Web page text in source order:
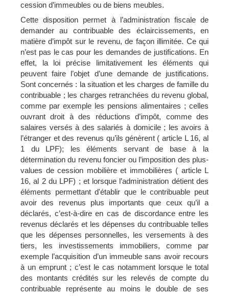
cession d’immeubles ou de biens meubles.
Cette disposition permet à l’administration fiscale de
demander au contribuable des éclaircissements, en
matière d’impôt sur le revenu, de façon illimitée. Ce qui
n’est pas le cas pour les demandes de justifications. En
effet, la loi précise limitativement les éléments qui
peuvent faire l’objet d’une demande de justifications.
Sont concernés : la situation et les charges de famille du
contribuable ; les charges retranchées du revenu global,
comme par exemple les pensions alimentaires ; celles
ouvrant droit à des réductions d’impôt, comme des
salaires versés à des salariés à domicile ; les avoirs à
l’étranger et des revenus qu’ils génèrent ( article L 16, al
1 du LPF); les éléments servant de base à la
détermination du revenu foncier ou l’imposition des plus-
values de cession mobilière et immobilières ( article L
16, al 2 du LPF) ; et lorsque l’administration détient des
éléments permettant d'établir que le contribuable peut
avoir des revenus plus importants que ceux qu’il a
déclarés, c’est-à-dire en cas de discordance entre les
revenus déclarés et les dépenses du contribuable telles
que les dépenses personnelles, les versements à des
tiers, les investissements immobiliers, comme par
exemple l’acquisition d’un immeuble sans avoir recours
à un emprunt ; c’est le cas notamment lorsque le total
des montants crédités sur les relevés de compte du
contribuable représente au moins le double de ses